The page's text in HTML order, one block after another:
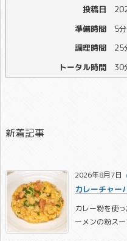
投稿日
準備時間
5分
調理時間
25
トータル時間
30
新着記事
2026年8月7日
カレーチャー
カレー粉を使
ーメンの粉ス